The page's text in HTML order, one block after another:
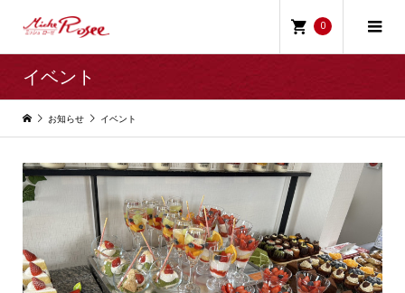
0
イベント
お知らせ イベント